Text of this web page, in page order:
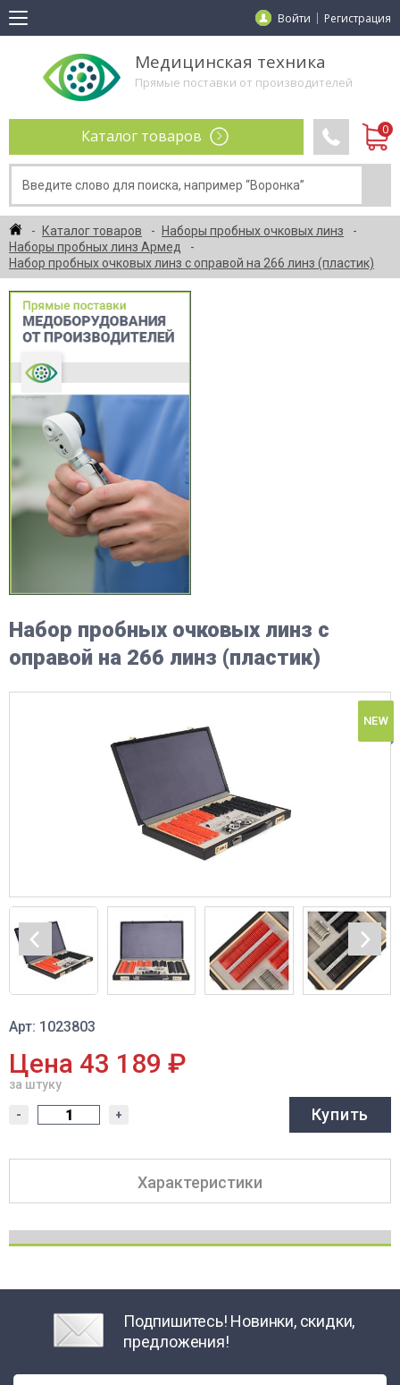
Войти Регистрация
Медицинская техника
Прямые поставки от производителей
Каталог товаров
Каталог товаров
Наборы пробных очковых линз
Наборы пробных линз Армед
Набор пробных очковых линз с оправой на 266 линз (пластик)
Набор пробных очковых линз с
оправой на 266 линз (пластик)
NEW
Арт: 1023803
Цена 43 189 ₽
за штуку
- + Купить
Характеристики
Подпишитесь! Новинки, скидки,
предложения!